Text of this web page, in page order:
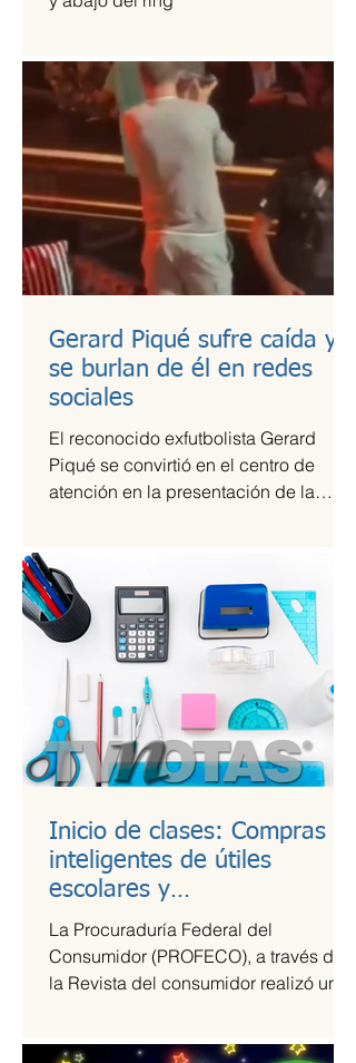
Gerard Piqué sufre caída y
se burlan de él en redes
sociales
El reconocido exfutbolista Gerard
Piqué se convirtió en el centro de
atención en la presentación de la
Inicio de clases: Compras
inteligentes de útiles
escolares y
recomendaciones para la
lonchera
La Procuraduría Federal del
Consumidor (PROFECO), a través de
la Revista del consumidor realizó un